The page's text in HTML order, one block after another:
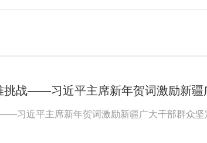
挑战——习近平主席新年贺词激励新疆
习近平主席新年贺词激励新疆广大干部群众坚